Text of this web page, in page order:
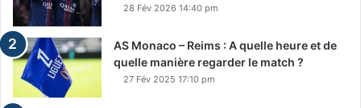
28 Fév 2026 14:40 pm
AS Monaco – Reims : A quelle heure et de
quelle manière regarder le match ?
27 Fév 2025 17:10 pm